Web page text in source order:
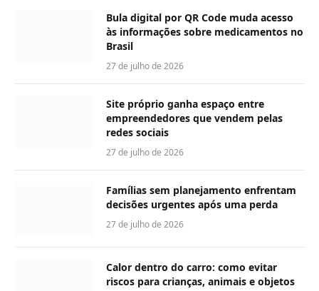
Bula digital por QR Code muda acesso
às informações sobre medicamentos no
Brasil
27 de julho de 2026
Site próprio ganha espaço entre
empreendedores que vendem pelas
redes sociais
27 de julho de 2026
Famílias sem planejamento enfrentam
decisões urgentes após uma perda
27 de julho de 2026
Calor dentro do carro: como evitar
riscos para crianças, animais e objetos